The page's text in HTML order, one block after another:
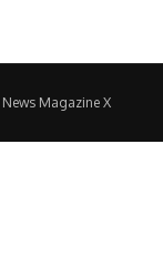
News Magazine X